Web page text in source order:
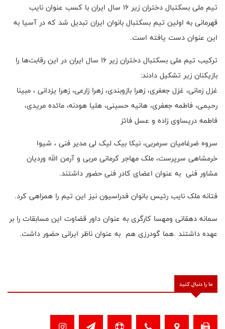
تیم ملی بسکتبال دختران زیر ۱۶ سال ایران با کسب عنوان نایب
قهرمانی به اولین تیم بسکتبال بانوان ایران تبدیل شد که در آسیا به
این عنوان دست یافته است.
ترکیب تیم ملی بسکتبال دختران زیر ۱۶ سال ایران در این رقابت‌ها را
بازیکنان زیر تشکیل دادند:
غزل زمانی، غزل جعفری، زهرا بازوبندی، زهرا زارعی، زهرا یزدانی ، مبینا
رحیمی، فاطمه جعفری، هانیه حسینی، هلیا هودنه، مائده مریدی،
فاطمه دریساوی زاده و عسل فائز
سروه ضرغامیان سرمربی، نیکا بیک لیک لی مدیر فنی ، شیوا
خرمشاهی سرپرست، ملک مهاجر کرمانی مربی و آرمن الله وردیان
مشاور فنی به عنوان اعضای کادر فنی حضور داشتند.
فتانه ملک نایب رئیس بانوان فدراسیون نیز این تیم را همراهی کرد.
سمانه دهقانی ومهسا کارگری به عنوان داور قضاوت این مسابقات را بر
عهده داشتند .هما گودرزی هم به عنوان ناظر ایرانی حضور داشت.
ما را دنبال کنید